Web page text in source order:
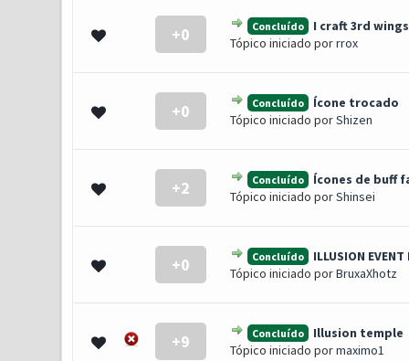
+0 Concluído
I craft 3rd
Tópico iniciado porrrox
0 Voto(s) - 0 de 5 em média
1 2 34 5
+0 Concluído
Ícone trocado
Tópico iniciado porShizen
0 Voto(s) - 0 de 5 em média
1 2345
+2 Concluído
Ícones de buff
Tópico iniciado porShinsei
0 Voto(s) - 0 de 5 em média
1 2345
+0 Concluído
ILLUSION
Tópico iniciado porBruxaXhotz
0 Voto(s) - 0 de 5 em média
1 2345
+9 Concluído
Illusion temple
Tópico iniciado pormaximo1
1 Voto(s) - 5 de 5 em média
1 2345